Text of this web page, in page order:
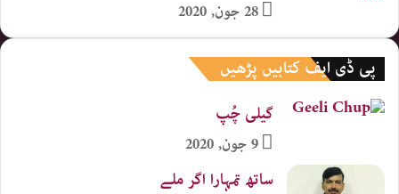
28 جون, 2020
پی ڈی ایف کتابیں پڑھیں
گیلی چُپ
9 جون, 2020
ساتھ تمہارا اگر ملے